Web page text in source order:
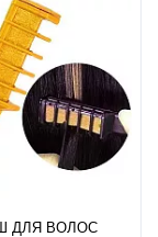
ДЛЯ ВОЛОС